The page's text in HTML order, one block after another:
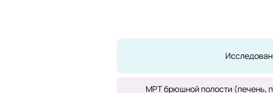
МРТ брюшной полости (печень,